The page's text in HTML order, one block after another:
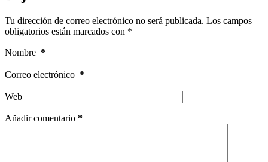
Tu dirección de correo electrónico no será publicada. Los campos
obligatorios están marcados con *
Nombre *
Correo electrónico *
Web
Añadir comentario *